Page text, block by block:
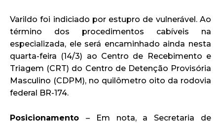
Varildo foi indiciado por estupro de vulnerável. Ao
término dos procedimentos cabíveis na
especializada, ele será encaminhado ainda nesta
quarta-feira (14/3) ao Centro de Recebimento e
Triagem (CRT) do Centro de Detenção Provisória
Masculino (CDPM), no quilômetro oito da rodovia
federal BR-174.
Posicionamento – Em nota, a Secretaria de